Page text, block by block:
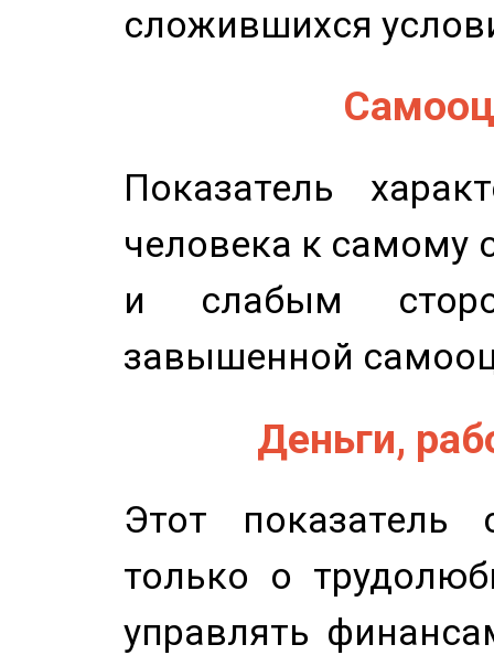
сложившихся
Показатель
человека к самому
и слабым
завышенной
Деньги,
Этот показатель
только о
управлять